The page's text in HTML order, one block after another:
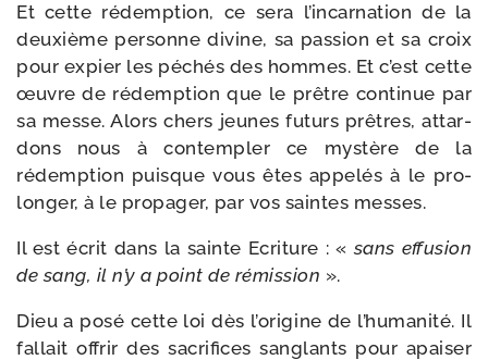
Et cette rédemp­tion, ce sera l’incarnation de la
deuxième per­sonne divine, sa pas­sion et sa croix
pour expier les péchés des hommes. Et c’est cette
œuvre de rédemp­tion que le prêtre conti­nue par
sa messe. Alors chers jeunes futurs prêtres, attar­
dons nous à contem­pler ce mys­tère de la
rédemp­tion puisque vous êtes appe­lés à le pro­
lon­ger, à le pro­pa­ger, par vos saintes messes.
Il est écrit dans la sainte Ecriture : «sans effu­sion
de sang, il n’y a point de rémis­sion ».
Dieu a posé cette loi dès l’origine de l’humanité. Il
fal­lait offrir des sacri­fices san­glants pour apai­ser